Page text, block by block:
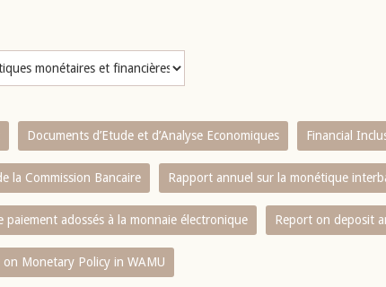
Documents d’Etude et d’Analyse Economiques Financial
la Commission Bancaire Rapport annuel sur la monétique
paiement adossés à la monnaie électronique Report on deposit
on Monetary Policy in WAMU